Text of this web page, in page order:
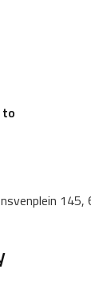
to
145,